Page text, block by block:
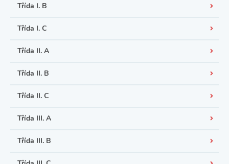
Třída I. B
Třída I. C
Třída II. A
Třída II. B
Třída II. C
Třída III. A
Třída III. B